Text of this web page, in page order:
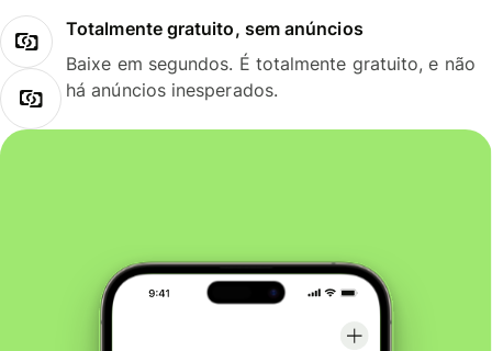
Totalmente gratuito, sem anúncios
Baixe em segundos. É totalmente gratuito, e não
há anúncios inesperados.